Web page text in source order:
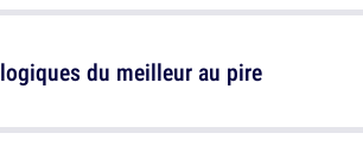
du meilleur au pire